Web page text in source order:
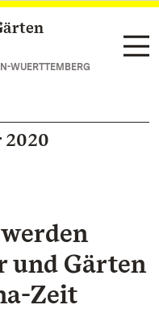
WUERTTEMBERG
2020
und Gärten
Zeit